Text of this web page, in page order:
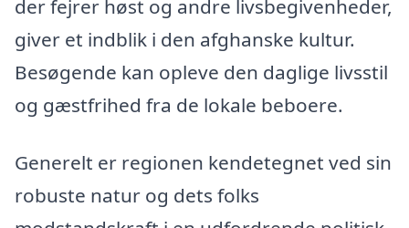
der fejrer høst og andre livsbegivenheder,
giver et indblik i den afghanske kultur.
Besøgende kan opleve den daglige livsstil
og gæstfrihed fra de lokale beboere.
Generelt er regionen kendetegnet ved sin
robuste natur og dets folks